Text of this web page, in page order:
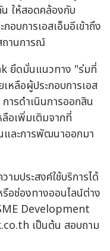
ให้สอดคล้องกับ
อบการเอสเอ็มอีเข้าถึง
ถานการณ์
ยึดมั่นแนวทาง "ร่มที่
หลือผู้ประกอบการเอส
ารดำเนินการออกสิน
ลือเพิ่มเติมจากที่
และการพัฒนาออกมา
ามประสงค์ใช้บริการได้
อช่องทางออนไลน์ต่าง
Development
เป็นต้น สอบถาม